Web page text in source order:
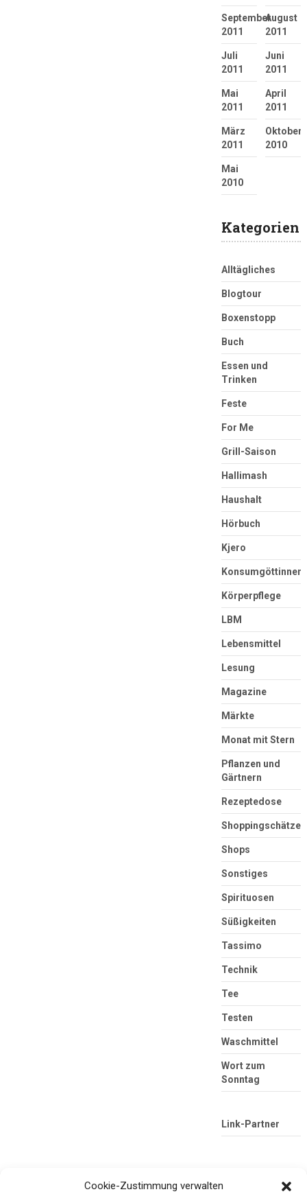
September
2011
August
2011
Juli
2011
Juni
2011
Mai
2011
April
2011
März
2011
Oktober
2010
Mai
2010
Kategorien
Alltägliches
Blogtour
Boxenstopp
Buch
Essen und
Trinken
Feste
For Me
Grill-Saison
Hallimash
Haushalt
Hörbuch
Kjero
Konsumgöttinnen
Körperpflege
LBM
Lebensmittel
Lesung
Magazine
Märkte
Monat mit Stern
Pflanzen und
Gärtnern
Rezeptedose
Shoppingschätze
Shops
Sonstiges
Spirituosen
Süßigkeiten
Tassimo
Technik
Tee
Testen
Waschmittel
Wort zum
Sonntag
Link-Partner
Cookie-Zustimmung verwalten